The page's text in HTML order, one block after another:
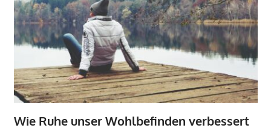
Wie Ruhe unser Wohlbefinden verbessert